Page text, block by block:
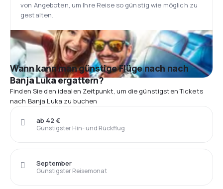
von Angeboten, um Ihre Reise so günstig wie möglich zu
gestalten.
Wann kann man günstige Flüge nach nach
Banja Luka ergattern?
Finden Sie den idealen Zeitpunkt, um die günstigsten Tickets
nach Banja Luka zu buchen
Günstigster Hin- und Rückflug
ab 42 €
Günstigster Reisemonat
September